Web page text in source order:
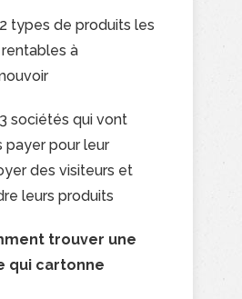
types de produits les
à
sociétés qui vont
payer pour leur
des visiteurs et
leurs produits
trouver une
qui cartonne